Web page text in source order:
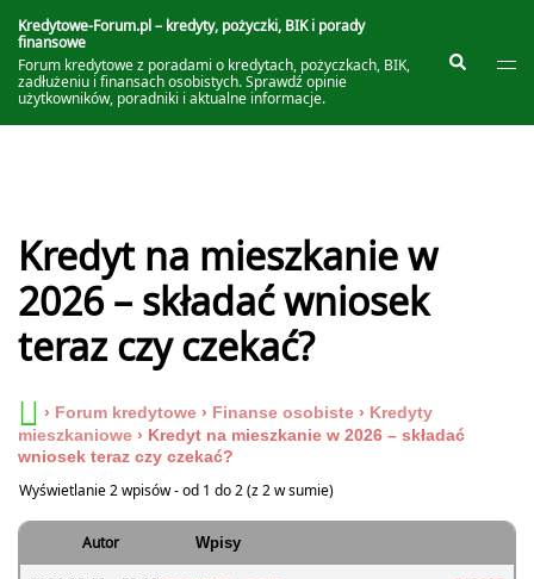
do
treści
Kredytowe-Forum.pl – kredyty, pożyczki, BIK i porady
finansowe
Forum kredytowe z poradami o kredytach, pożyczkach, BIK,
zadłużeniu i finansach osobistych. Sprawdź opinie
użytkowników, poradniki i aktualne informacje.
Szukaj
Kredyt na mieszkanie w
2026 – składać wniosek
teraz czy czekać?
› Forum kredytowe › Finanse osobiste › Kredyty
mieszkaniowe › Kredyt na mieszkanie w 2026 – składać
wniosek teraz czy czekać?
Wyświetlanie 2 wpisów - od 1 do 2 (z 2 w sumie)
Autor Wpisy